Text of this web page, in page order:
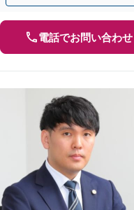
電話でお問い合わせ